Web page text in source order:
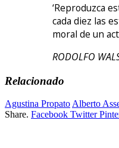
‘Reproduzca
cada diez las
moral de un
RODOLFO
Relacionado
Agustina Propato Alberto
Share. Facebook Twitter